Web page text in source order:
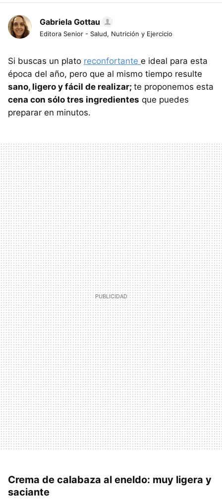
Gabriela Gottau
Editora Senior - Salud, Nutrición y Ejercicio
Si buscas un plato reconfortante e ideal para esta
época del año, pero que al mismo tiempo resulte
sano, ligero y fácil de realizar; te proponemos esta
cena con sólo tres ingredientes que puedes
preparar en minutos.
Crema de calabaza al eneldo: muy ligera y
saciante